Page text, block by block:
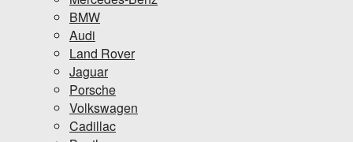
BMW
Audi
Land Rover
Jaguar
Porsche
Volkswagen
Cadillac